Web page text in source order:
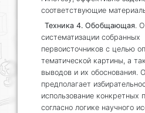
соответствующие
Техника 4. Обобщающая.
систематизации собранных
первоисточников с целью
тематической картины, а
выводов и их обоснования.
предполагает
использование конкретных
согласно логике научного